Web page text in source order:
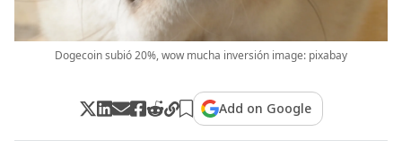
Dogecoin subió 20%, wow mucha inversión image: pixabay
Add on Google